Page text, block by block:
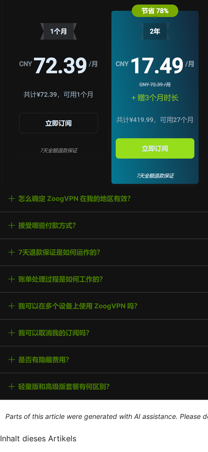
Parts of this article were generated with AI assistance. Please
Inhalt dieses Artikels